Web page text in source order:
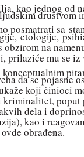
kao jednog od
društvom
posmatrati sa
etologije,
obzirom na
prilaziće mu se iz
da se pojasne
koji činioci
kriminalitet,
dela i
kao i
obrađena.
4